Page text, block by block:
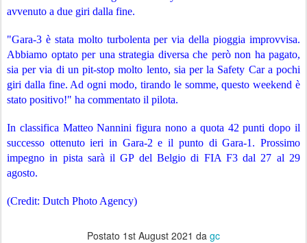
avvenuto a due giri dalla fine.
"Gara-3 è stata molto turbolenta per via della pioggia improvvisa.
Abbiamo optato per una strategia diversa che però non ha pagato,
sia per via di un pit-stop molto lento, sia per la Safety Car a pochi
giri dalla fine. Ad ogni modo, tirando le somme, questo weekend è
stato positivo!" ha commentato il pilota.
In classifica Matteo Nannini figura nono a quota 42 punti dopo il
successo ottenuto ieri in Gara-2 e il punto di Gara-1. Prossimo
impegno in pista sarà il GP del Belgio di FIA F3 dal 27 al 29
agosto.
(Credit: Dutch Photo Agency)
Postato 1st August 2021 da gc